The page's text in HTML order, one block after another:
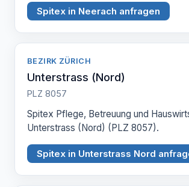
Spitex in Neerach anfragen
BEZIRK ZÜRICH
Unterstrass (Nord)
PLZ 8057
Spitex Pflege, Betreuung und
Unterstrass (Nord) (PLZ 8057).
Spitex in Unterstrass Nord